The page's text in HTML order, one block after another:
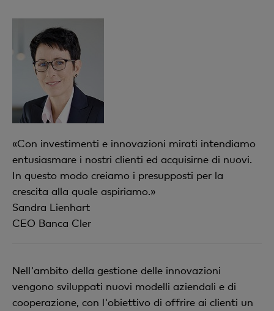
«Con investimenti e innovazioni mirati intendiamo
entusiasmare i nostri clienti ed acquisirne di nuovi.
In questo modo creiamo i presupposti per la
crescita alla quale aspiriamo.»
Sandra Lienhart
CEO Banca Cler
Nell'ambito della gestione delle innovazioni
vengono sviluppati nuovi modelli aziendali e di
cooperazione, con l'obiettivo di offrire ai clienti un